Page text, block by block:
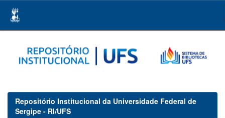
navigation
Repositório Institucional da Universidade Federal de
Sergipe - RI/UFS